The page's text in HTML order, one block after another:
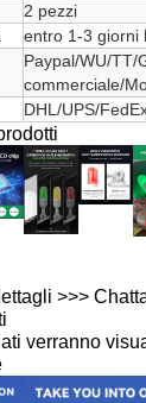
2 pezzi
entro 1-3 giorni
Paypal/WU/TT/
commerciale/
DHL/UPS/
>>>
verranno